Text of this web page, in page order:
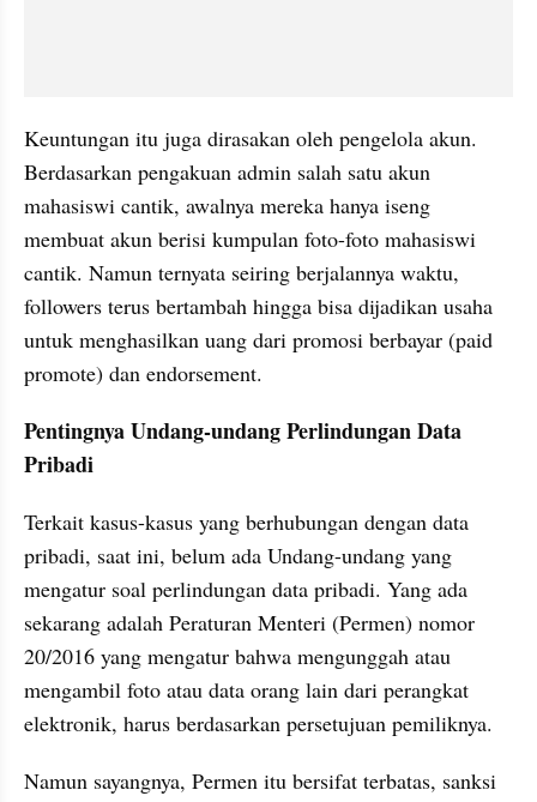
Keuntungan itu juga dirasakan oleh pengelola akun.
Berdasarkan pengakuan admin salah satu akun
mahasiswi cantik, awalnya mereka hanya iseng
membuat akun berisi kumpulan foto-foto mahasiswi
cantik. Namun ternyata seiring berjalannya waktu,
followers terus bertambah hingga bisa dijadikan usaha
untuk menghasilkan uang dari promosi berbayar (paid
promote) dan endorsement.
Pentingnya Undang-undang Perlindungan Data
Pribadi
Terkait kasus-kasus yang berhubungan dengan data
pribadi, saat ini, belum ada Undang-undang yang
mengatur soal perlindungan data pribadi. Yang ada
sekarang adalah Peraturan Menteri (Permen) nomor
20/2016 yang mengatur bahwa mengunggah atau
mengambil foto atau data orang lain dari perangkat
elektronik, harus berdasarkan persetujuan pemiliknya.
Namun sayangnya, Permen itu bersifat terbatas, sanksi